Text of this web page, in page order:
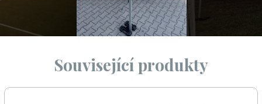
Související produkty